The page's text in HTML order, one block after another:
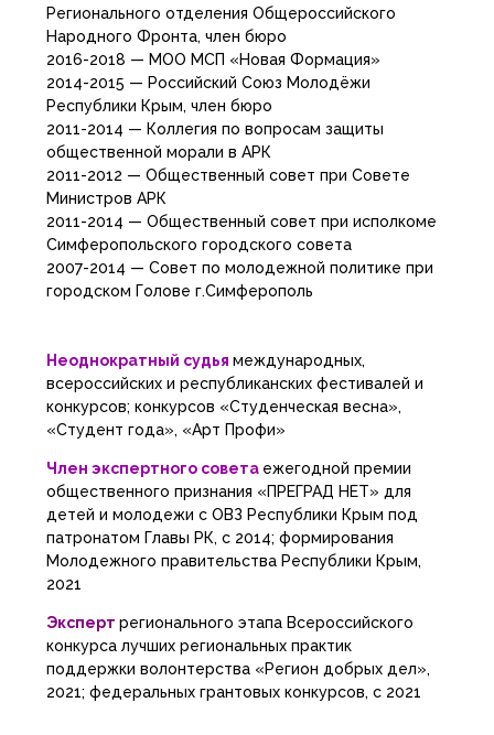
Регионального отделения Общероссийского
Народного Фронта, член бюро
2016-2018 — МОО МСП «Новая Формация»
2014-2015 — Российский Союз Молодёжи
Республики Крым, член бюро
2011-2014 — Коллегия по вопросам защиты
общественной морали в АРК
2011-2012 — Общественный совет при Совете
Министров АРК
2011-2014 — Общественный совет при исполкоме
Симферопольского городского совета
2007-2014 — Совет по молодежной политике при
городском Голове г.Симферополь
Неоднократный судья международных,
всероссийских и республиканских фестивалей и
конкурсов; конкурсов «Студенческая весна»,
«Студент года», «Арт Профи»
Член экспертного совета ежегодной премии
общественного признания «ПРЕГРАД НЕТ» для
детей и молодежи с ОВЗ Республики Крым под
патронатом Главы РК, с 2014; формирования
Молодежного правительства Республики Крым,
2021
Эксперт регионального этапа Всероссийского
конкурса лучших региональных практик
поддержки волонтерства «Регион добрых дел»,
2021; федеральных грантовых конкурсов, с 2021